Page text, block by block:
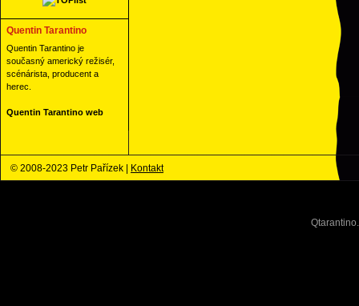
Quentin Tarantino
Quentin Tarantino je
současný americký režisér,
scénárista, producent a
herec.
Quentin Tarantino web
© 2008-2023 Petr Pařízek | Kontakt